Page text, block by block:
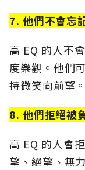
7. 他們不會忘
高 EQ 的人不
度樂觀。他們
持微笑向前望。
8. 他們拒絕被
高 EQ 的人會
望、絕望、無